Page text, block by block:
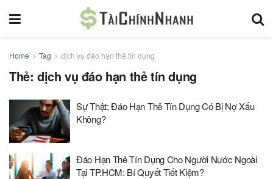
Home Tag dịch vụ đáo hạn thẻ tín dụng
Thẻ: dịch vụ đáo hạn thẻ tín dụng
Sự Thật: Đáo Hạn Thẻ Tín Dụng Có Bị Nợ Xấu
Không?
Đáo Hạn Thẻ Tín Dụng Cho Người Nước Ngoài
Tại TP.HCM: Bí Quyết Tiết Kiệm?